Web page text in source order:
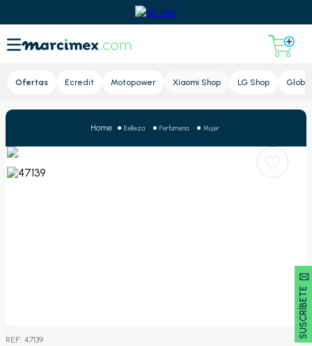
Ofertas Ecredit Motopower Xiaomi Shop LG Shop Global
SUSCRÍBETE 🖂
Belleza Perfumeria Mujer
: 47139